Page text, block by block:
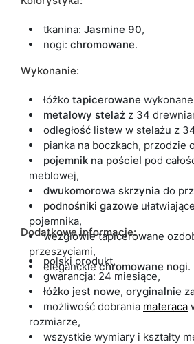
tkanina: Jasmine 90,
nogi: chromowane.
Wykonanie:
łóżko tapicerowane
metalowy stelaż z 34
odległość listew w stelażu z
pianka na boczkach, przodzie
pojemnik na pościel pod
meblowej,
dwukomorowa skrzynia do
podnośniki gazowe
pojemnika,
wezgłowie tapicerowane
przeszyciami,
eleganckiechromowane nogi.
Dodatkowe informacje:
polski produkt,
gwarancja: 24 miesiące,
łóżko jest nowe, oryginalnie
możliwość dobrania materaca
rozmiarze,
wszystkie wymiary i kształty